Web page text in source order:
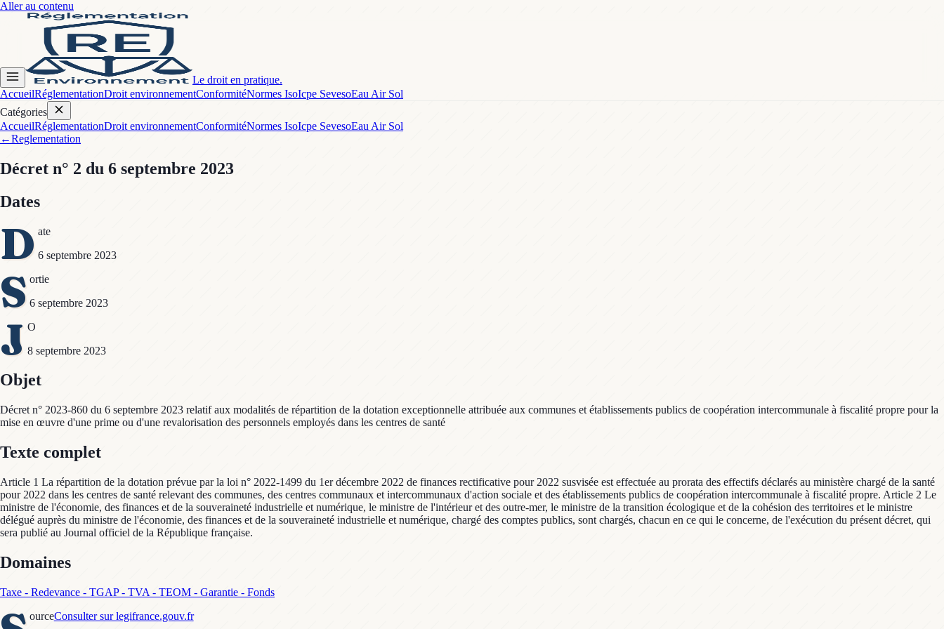
Aller au contenu
Le droit en pratique.
AccueilRéglementationDroit environnementConformitéNormes IsoIcpe SevesoEau Air Sol
Catégories
AccueilRéglementationDroit environnementConformitéNormes IsoIcpe SevesoEau Air Sol
←Reglementation
Décret n° 2 du 6 septembre 2023
Dates
D ate
6 septembre 2023
S ortie
6 septembre 2023
J O
8 septembre 2023
Objet
Décret n° 2023-860 du 6 septembre 2023 relatif aux modalités de répartition de la dotation exceptionnelle attribuée aux communes et établissements publics de coopération intercommunale à fiscalité propre pour la
mise en œuvre d'une prime ou d'une revalorisation des personnels employés dans les centres de santé
Texte complet
Article 1 La répartition de la dotation prévue par la loi n° 2022-1499 du 1er décembre 2022 de finances rectificative pour 2022 susvisée est effectuée au prorata des effectifs déclarés au ministère chargé de la santé
pour 2022 dans les centres de santé relevant des communes, des centres communaux et intercommunaux d'action sociale et des établissements publics de coopération intercommunale à fiscalité propre. Article 2 Le
ministre de l'économie, des finances et de la souveraineté industrielle et numérique, le ministre de l'intérieur et des outre-mer, le ministre de la transition écologique et de la cohésion des territoires et le ministre
délégué auprès du ministre de l'économie, des finances et de la souveraineté industrielle et numérique, chargé des comptes publics, sont chargés, chacun en ce qui le concerne, de l'exécution du présent décret, qui
sera publié au Journal officiel de la République française.
Domaines
Taxe - Redevance - TGAP - TVA - TEOM - Garantie - Fonds
ourceConsulter sur legifrance.gouv.fr